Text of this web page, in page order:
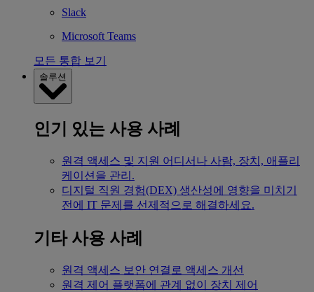
Slack
Microsoft Teams
모든 통합 보기
솔루션
인기 있는 사용 사례
원격 액세스 및 지원 어디서나 사람, 장치, 애플리
케이션을 관리.
디지털 직원 경험(DEX) 생산성에 영향을 미치기
전에 IT 문제를 선제적으로 해결하세요.
기타 사용 사례
원격 액세스 보안 연결로 액세스 개선
원격 제어 플랫폼에 관계 없이 장치 제어